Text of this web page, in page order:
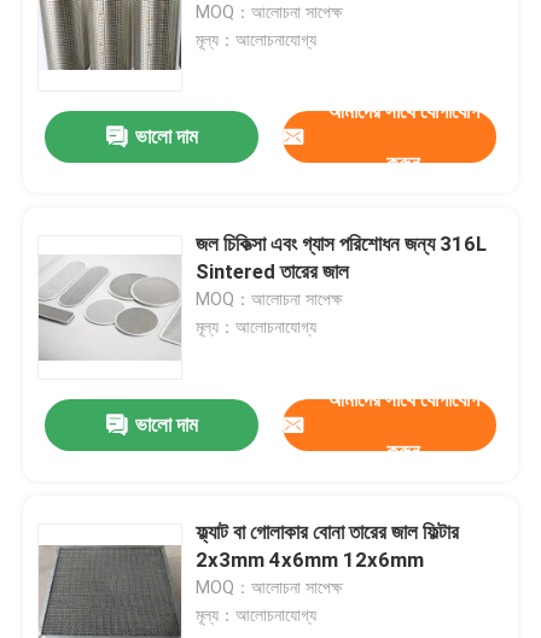
পণ্য
MOQ：আলোচনা সাপেক্ষ
মূল্য：আলোচনাযোগ্য
ভালো দাম
আমাদের সাথে যোগাযোগ
করুন
জল চিকিত্সা এবং গ্যাস পরিশোধন জন্য 316L
Sintered তারের জাল
MOQ：আলোচনা সাপেক্ষ
মূল্য：আলোচনাযোগ্য
ভালো দাম
আমাদের সাথে যোগাযোগ
করুন
ফ্ল্যাট বা গোলাকার বোনা তারের জাল ফিল্টার
2x3mm 4x6mm 12x6mm
MOQ：আলোচনা সাপেক্ষ
মূল্য：আলোচনাযোগ্য